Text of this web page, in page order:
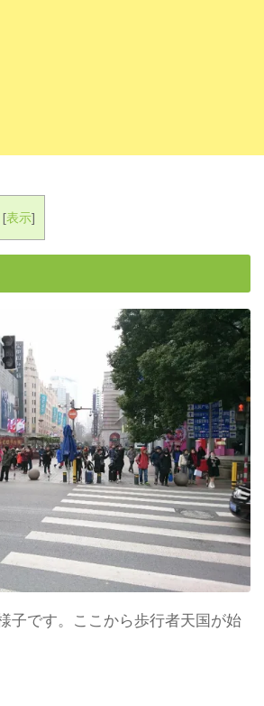
[表示]
子です。ここから歩行者天国が始